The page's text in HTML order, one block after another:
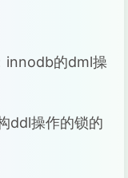
innodb的dml操
ddl操作的锁的